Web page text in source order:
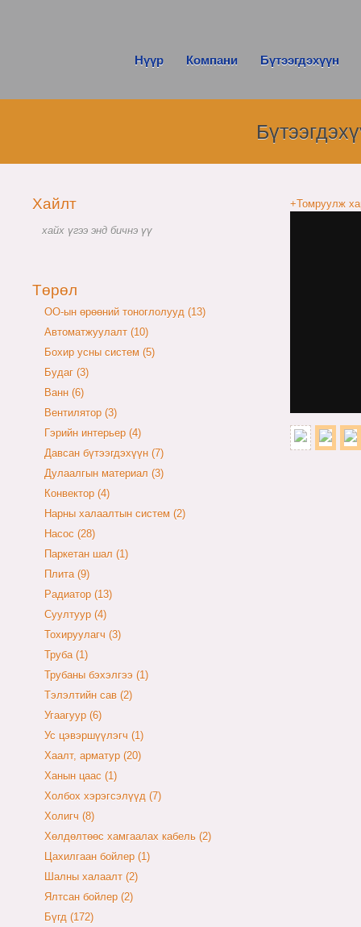
Нүүр Компани Бүтээгдэхүүн
Хайлт
Төрөл
OO-ын өрөөний тоноглолууд (13)
Автоматжуулалт (10)
Бохир усны систем (5)
Будаг (3)
Ванн (6)
Вентилятор (3)
Гэрийн интерьер (4)
Давсан бүтээгдэхүүн (7)
Дулаалгын материал (3)
Конвектор (4)
Нарны халаалтын систем (2)
Насос (28)
Паркетан шал (1)
Плита (9)
Радиатор (13)
Суултуур (4)
Тохируулагч (3)
Труба (1)
Трубаны бэхэлгээ (1)
Тэлэлтийн сав (2)
Угаагуур (6)
Ус цэвэршүүлэгч (1)
Хаалт, арматур (20)
Ханын цаас (1)
Холбох хэрэгсэлүүд (7)
Холигч (8)
Хөлдөлтөөс хамгаалах кабель (2)
Цахилгаан бойлер (1)
Шалны халаалт (2)
Ялтсан бойлер (2)
Бүгд (172)
+Томруулж